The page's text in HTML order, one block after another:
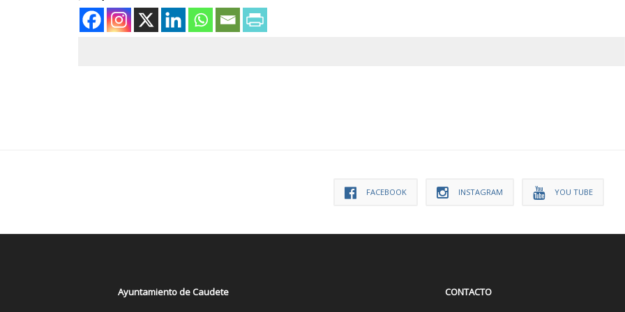
FACEBOOK INSTAGRAM YOU TUBE
Ayuntamiento de Caudete CONTACTO